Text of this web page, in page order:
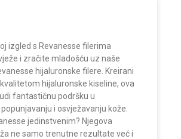
izgled s Revanesse filerima
i zračite mladošću uz naše
hijaluronske filere. Kreirani
hijaluronske kiseline, ova
fantastičnu podršku u
i osvježavanju kože.
jedinstvenim? Njegova
ne samo trenutne rezultate već i